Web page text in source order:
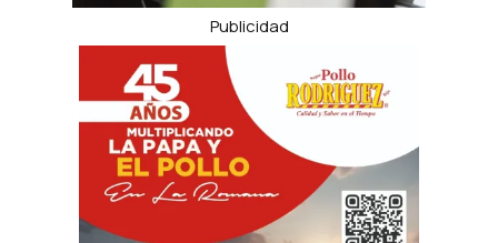
Publicidad